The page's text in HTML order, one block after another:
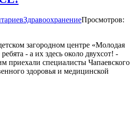
ЗдравоохранениеПросмотров:
загородном центре «Молодая
- а их здесь около двухсот! -
приехали специалисты Чапаевского
здоровья и медицинской